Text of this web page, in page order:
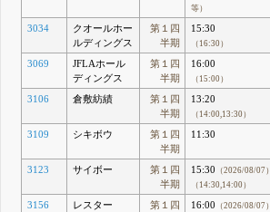
等）
3034
クオールホー
ルディングス
第１四
半期
15:30
（16:30）
3069
JFLAホール
ディングス
第１四
半期
16:00
（15:00）
3106 倉敷紡績
第１四
半期
13:20
（14:00,13:30）
3109 シキボウ
第１四
半期
11:30
3123 サイボー
第１四
半期
15:30 （2026/08/07）
（14:30,14:00）
3156 レスター
第１四
16:00 （2026/08/07）